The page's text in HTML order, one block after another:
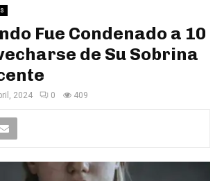
Fue Condenado a 10
de Su Sobrina
2024 0 409